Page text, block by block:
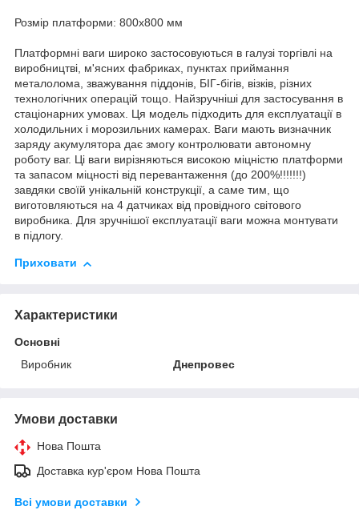
Розмір платформи: 800х800 мм
Платформні ваги широко застосовуються в галузі торгівлі на
виробництві, м'ясних фабриках, пунктах приймання
металолома, зважування піддонів, БІГ-бігів, візків, різних
технологічних операцій тощо. Найзручніші для застосування в
стаціонарних умовах. Ця модель підходить для експлуатації в
холодильних і морозильних камерах. Ваги мають визначник
заряду акумулятора дає змогу контролювати автономну
роботу ваг. Ці ваги вирізняються високою міцністю платформи
та запасом міцності від перевантаження (до 200%!!!!!!!)
завдяки своїй унікальній конструкції, а саме тим, що
виготовляються на 4 датчиках від провідного світового
виробника. Для зручнішої експлуатації ваги можна монтувати
в підлогу.
Приховати
Характеристики
Основні
Виробник
Днепровес
Умови доставки
Нова Пошта
Доставка кур'єром Нова Пошта
Всі умови доставки